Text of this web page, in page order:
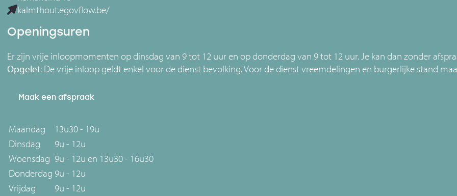
kalmthout.egovflow.be/
Openingsuren
Er zijn vrije inloopmomenten op dinsdag van 9 tot 12 uur en op donderdag van 9 tot 12 uur. Je kan dan zonder
Opgelet: De vrije inloop geldt enkel voor de dienst bevolking. Voor de dienst vreemdelingen en burgerlijke stand
Maak een afspraak
Maandag
13u30 - 19u
Dinsdag
9u - 12u
Woensdag 9u - 12u en 13u30 - 16u30
Donderdag 9u - 12u
Vrijdag
9u - 12u